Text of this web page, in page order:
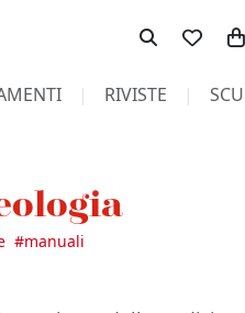
RIVISTE
#manuali